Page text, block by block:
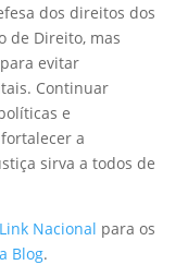
dos direitos dos
de Direito, mas
evitar
Continuar
e
a
sirva a todos de
Link Nacional para os
Blog.